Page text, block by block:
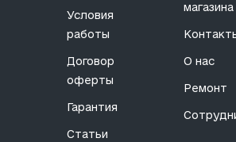
Условия
работы
Договор
оферты
Гарантия
Статьи
магазина
О нас
Ремонт